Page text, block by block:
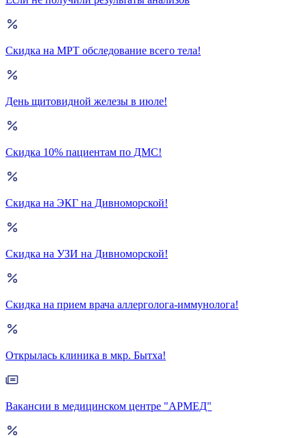
Скидка на МРТ обследование всего тела!
День щитовидной железы в июле!
Скидка 10% пациентам по ДМС!
Скидка на ЭКГ на Дивноморской!
Скидка на УЗИ на Дивноморской!
Скидка на прием врача аллерголога-иммунолога!
Открылась клиника в мкр. Бытха!
Вакансии в медицинском центре "АРМЕД"